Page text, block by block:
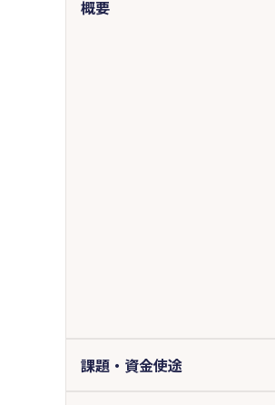
概要
課題・資金使途